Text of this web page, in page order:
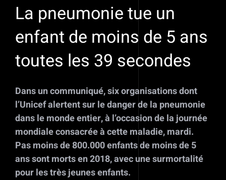
La pneumonie tue un
enfant de moins de 5 ans
toutes les 39 secondes
Dans un communiqué, six organisations dont
l’Unicef alertent sur le danger de la pneumonie
dans le monde entier, à l’occasion de la journée
mondiale consacrée à cette maladie, mardi.
Pas moins de 800.000 enfants de moins de 5
ans sont morts en 2018, avec une surmortalité
pour les très jeunes enfants.